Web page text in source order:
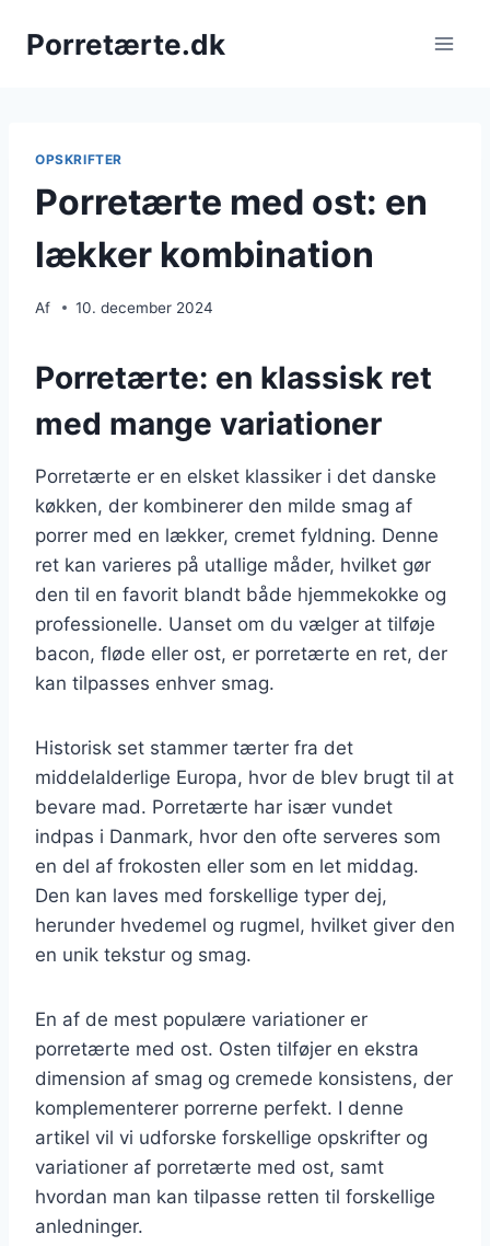
Porretærte.dk
OPSKRIFTER
Porretærte med ost: en
lækker kombination
Af 10. december 2024
Porretærte: en klassisk ret
med mange variationer
Porretærte er en elsket klassiker i det danske
køkken, der kombinerer den milde smag af
porrer med en lækker, cremet fyldning. Denne
ret kan varieres på utallige måder, hvilket gør
den til en favorit blandt både hjemmekokke og
professionelle. Uanset om du vælger at tilføje
bacon, fløde eller ost, er porretærte en ret, der
kan tilpasses enhver smag.
Historisk set stammer tærter fra det
middelalderlige Europa, hvor de blev brugt til at
bevare mad. Porretærte har især vundet
indpas i Danmark, hvor den ofte serveres som
en del af frokosten eller som en let middag.
Den kan laves med forskellige typer dej,
herunder hvedemel og rugmel, hvilket giver den
en unik tekstur og smag.
En af de mest populære variationer er
porretærte med ost. Osten tilføjer en ekstra
dimension af smag og cremede konsistens, der
komplementerer porrerne perfekt. I denne
artikel vil vi udforske forskellige opskrifter og
variationer af porretærte med ost, samt
hvordan man kan tilpasse retten til forskellige
anledninger.